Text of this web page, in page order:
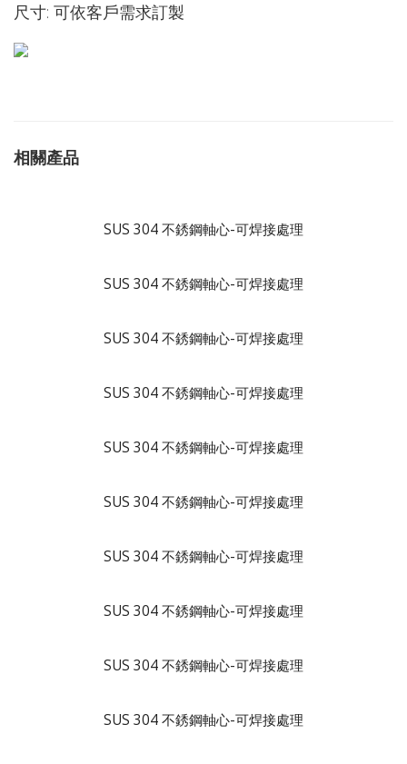
尺寸: 可依客戶需求訂製
相關產品
SUS 304 不銹鋼軸心-可焊接處理
SUS 304 不銹鋼軸心-可焊接處理
SUS 304 不銹鋼軸心-可焊接處理
SUS 304 不銹鋼軸心-可焊接處理
SUS 304 不銹鋼軸心-可焊接處理
SUS 304 不銹鋼軸心-可焊接處理
SUS 304 不銹鋼軸心-可焊接處理
SUS 304 不銹鋼軸心-可焊接處理
SUS 304 不銹鋼軸心-可焊接處理
SUS 304 不銹鋼軸心-可焊接處理